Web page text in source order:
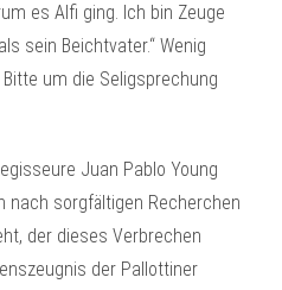
es Alfi ging. Ich bin Zeuge
sein Beichtvater.“ Wenig
um die Seligsprechung
Juan Pablo Young
nach sorgfältigen Recherchen
der dieses Verbrechen
der Pallottiner